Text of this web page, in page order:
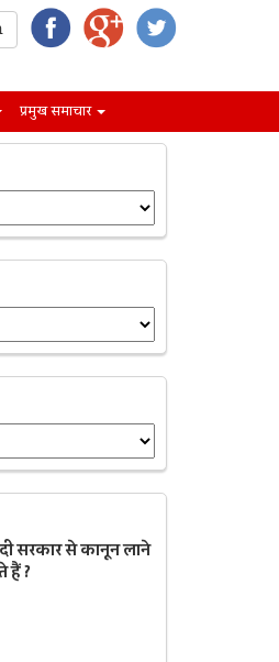
प्रमुख समाचार
सरकार से कानून लाने
हैं ?